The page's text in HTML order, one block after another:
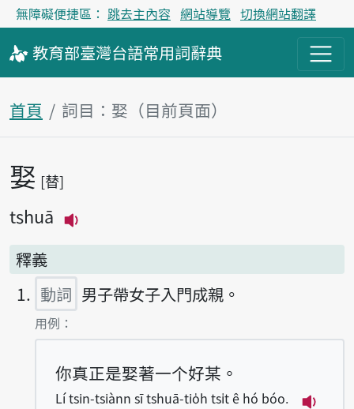
無障礙便捷區： 跳去主內容 網站導覽 切換網站翻譯
教育部臺灣台語常用詞辭典
首頁 詞目：娶（目前頁面）
主內容區塊
娶 替
tshuā
釋義
動詞 男子帶女子入門成親。
第1項釋義的
用例：
你真正是娶著一个好某。
Lí tsin-tsiànn sī tshuā-tio̍h tsi̍t ê hó bóo.